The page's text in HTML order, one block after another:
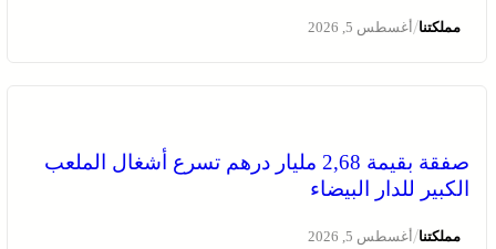
مملكتنا/أغسطس 5, 2026
صفقة بقيمة 2,68 مليار درهم تسرع أشغال الملعب
الكبير للدار البيضاء
مملكتنا/أغسطس 5, 2026